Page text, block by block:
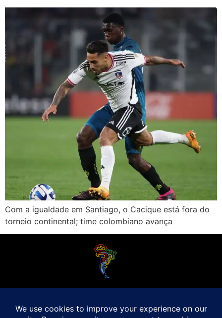
Com a igualdade em Santiago, o Cacique está fora do
torneio continental; time colombiano avança
quer mesmo é saber de tudo, desde a final do Brasileirão até a 5a rodada do